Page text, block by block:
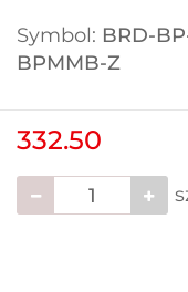
Symbol: BRD-
BPMMB-Z
332.50